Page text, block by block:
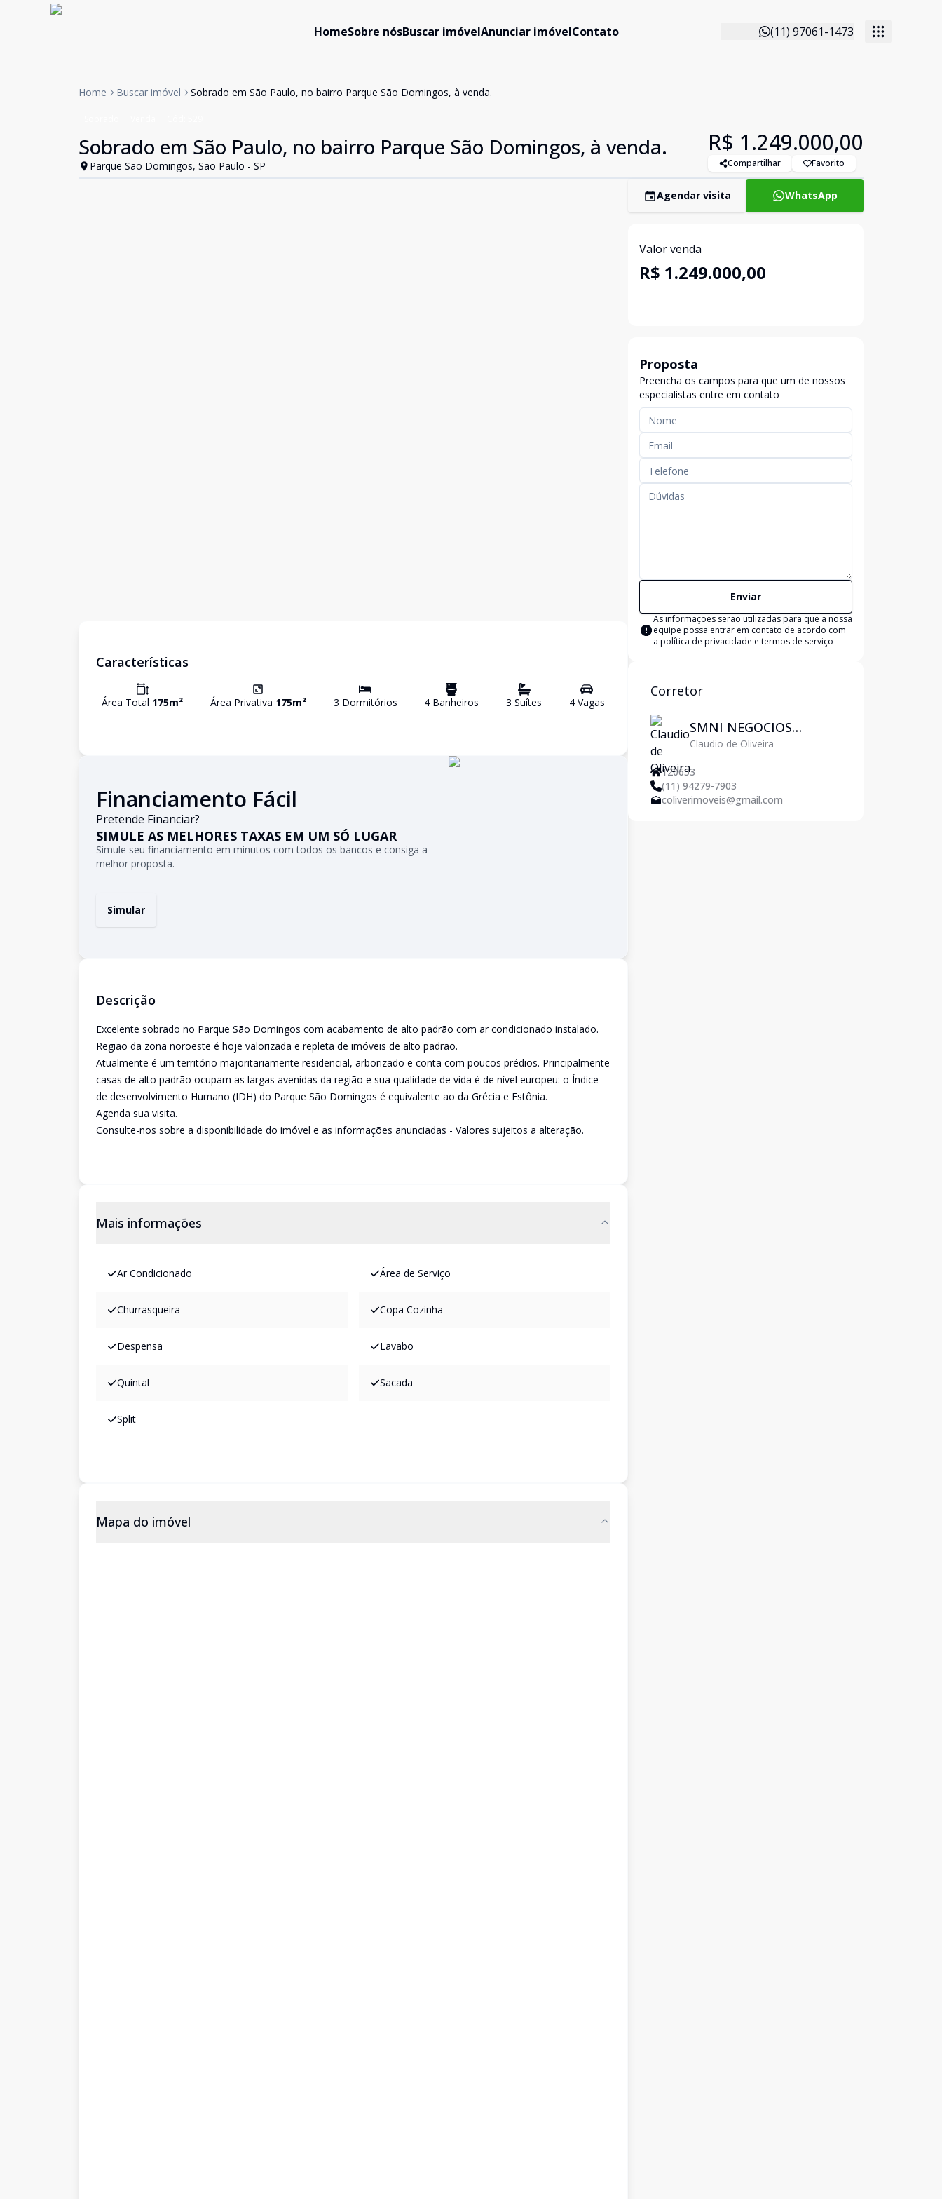
HomeSobre nósBuscar imóvelAnunciar imóvelContato (11) 97061-1473
Home Buscar imóvel Sobrado em São Paulo, no bairro Parque São Domingos, à venda.
Sobrado em São Paulo, no bairro Parque São Domingos, à venda.
Parque São Domingos, São Paulo - SP
R$ 1.249.000,00
Compartilhar Favorito
Características
Área Total 175m² Área Privativa 175m² 3 Dormitórios 4 Banheiros 3 Suítes 4Vagas
Financiamento Fácil
Pretende Financiar?
SIMULE AS MELHORES TAXAS EM UM SÓ LUGAR
Simule seu financiamento em minutos com todos os bancos e consiga a
melhor proposta.
Simular
Descrição
Excelente sobrado no Parque São Domingos com acabamento de alto padrão com ar condicionado instalado.
Região da zona noroeste é hoje valorizada e repleta de imóveis de alto padrão.
Atualmente é um território majoritariamente residencial, arborizado e conta com poucos prédios. Principalmente
casas de alto padrão ocupam as largas avenidas da região e sua qualidade de vida é de nível europeu: o Índice
de desenvolvimento Humano (IDH) do Parque São Domingos é equivalente ao da Grécia e Estônia.
Agenda sua visita.
Consulte-nos sobre a disponibilidade do imóvel e as informações anunciadas - Valores sujeitos a alteração.
Mais informações
Ar Condicionado Área de Serviço
Churrasqueira Copa Cozinha
Despensa Lavabo
Quintal Sacada
Split
Mapa do imóvel
Agendar visita WhatsApp
Valor venda
R$ 1.249.000,00
Proposta
Preencha os campos para que um de nossos
especialistas entre em contato
Enviar
As informações serão utilizadas para que a nossa
equipe possa entrar em contato de acordo com
a política de privacidade e termos de serviço
Corretor
SMNI NEGOCIOS
IMOBILIARIOS LTDA
Claudio de Oliveira
120653
(11) 94279-7903
coliverimoveis@gmail.com